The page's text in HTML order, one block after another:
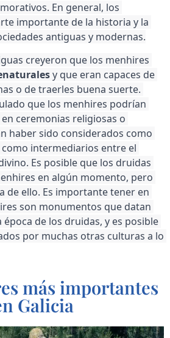
En general, los
importante de la historia y la
antiguas y modernas.
creyeron que los menhires
y que eran capaces de
o de traerles buena suerte.
que los menhires podrían
ceremonias religiosas o
haber sido considerados como
intermediarios entre el
Es posible que los druidas
en algún momento, pero
de ello. Es importante tener en
son monumentos que datan
de los druidas, y es posible
por muchas otras culturas a lo
más importantes
Galicia